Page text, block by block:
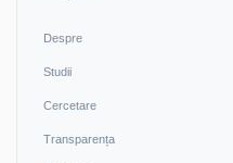
Despre
Studii
Cercetare
Transparența